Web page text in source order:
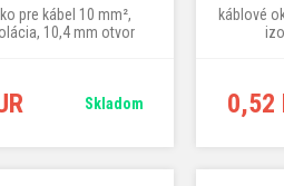
pre kábel 10 mm²,
10,4 mm otvor
Skladom
káblové
0,52